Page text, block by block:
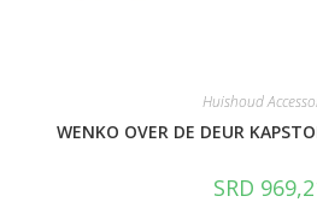
Huishoud
WENKO OVER DE DEUR
SRD